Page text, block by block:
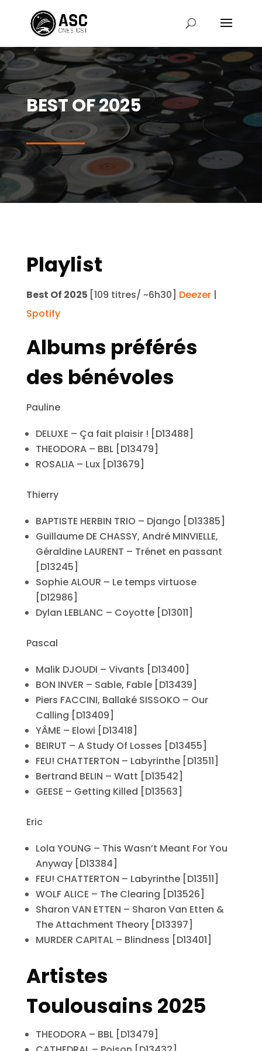
BEST OF 2025
Playlist
Best Of 2025 [109 titres/ ~6h30] Deezer |
Spotify
Albums préférés
des bénévoles
Pauline
DELUXE – Ça fait plaisir ! [D13488]
THEODORA – BBL [D13479]
ROSALIA – Lux [D13679]
Thierry
BAPTISTE HERBIN TRIO – Django [D13385]
Guillaume DE CHASSY, André MINVIELLE,
Géraldine LAURENT – Trénet en passant
[D13245]
Sophie ALOUR – Le temps virtuose
[D12986]
Dylan LEBLANC – Coyotte [D13011]
Pascal
Malik DJOUDI – Vivants [D13400]
BON INVER – Sable, Fable [D13439]
Piers FACCINI, Ballaké SISSOKO – Our
Calling [D13409]
YÂME – Elowi [D13418]
BEIRUT – A Study Of Losses [D13455]
FEU! CHATTERTON – Labyrinthe [D13511]
Bertrand BELIN – Watt [D13542]
GEESE – Getting Killed [D13563]
Eric
Lola YOUNG – This Wasn’t Meant For You
Anyway [D13384]
FEU! CHATTERTON – Labyrinthe [D13511]
WOLF ALICE – The Clearing [D13526]
Sharon VAN ETTEN – Sharon Van Etten &
The Attachment Theory [D13397]
MURDER CAPITAL – Blindness [D13401]
Artistes
Toulousains 2025
THEODORA – BBL [D13479]